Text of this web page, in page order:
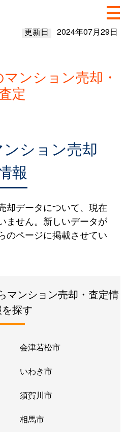
更新日 2024年07月29日
ンション売却・
定
ション売却
報
却データについて、現在
ません。新しいデータが
のページに掲載させてい
マンション売却・査定情
探す
会津若松市
いわき市
須賀川市
相馬市